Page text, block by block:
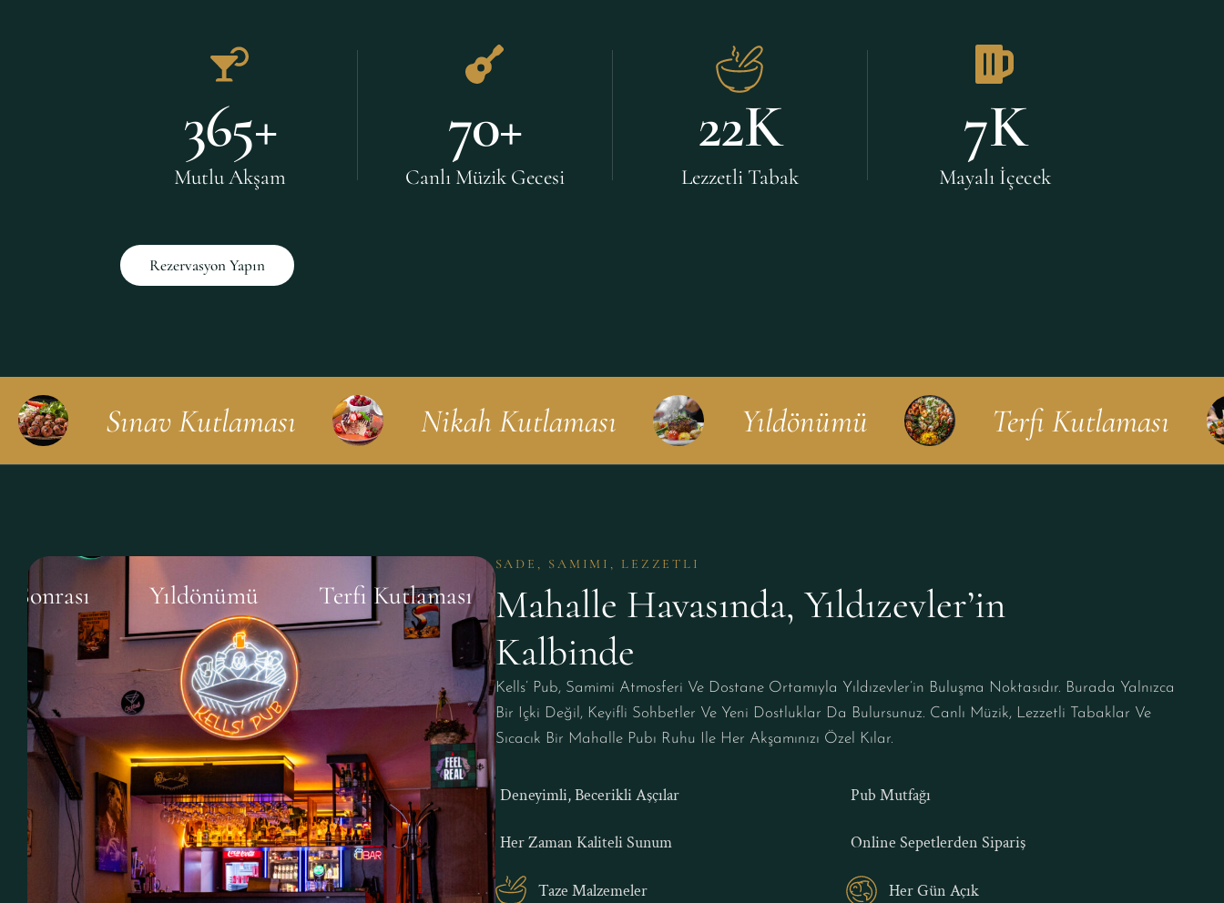
365+
Mutlu Akşam
70+
Canlı Müzik Gecesi
22K
Lezzetli Tabak
7K
Mayalı İçecek
Rezervasyon Yapın
Sınav Kutlaması Nikah Kutlaması Yıldönümü Terfi Kutlaması
Yıldönümü Terfi Kutlaması Arkadaş Uğurlama İçme Bahanesi Yeni İş
SADE, SAMIMI, LEZZETLI
Mahalle Havasında, Yıldızevler’in
Kalbinde
Kells’ Pub, Samimi Atmosferi Ve Dostane Ortamıyla Yıldızevler’in Buluşma Noktasıdır. Burada Yalnızca
Bir Içki Değil, Keyifli Sohbetler Ve Yeni Dostluklar Da Bulursunuz. Canlı Müzik, Lezzetli Tabaklar Ve
Sıcacık Bir Mahalle Pubı Ruhu Ile Her Akşamınızı Özel Kılar.
Deneyimli, Becerikli Aşçılar
Her Zaman Kaliteli Sunum
Taze Malzemeler
Pub Mutfağı
Online Sepetlerden Sipariş
Her Gün Açık